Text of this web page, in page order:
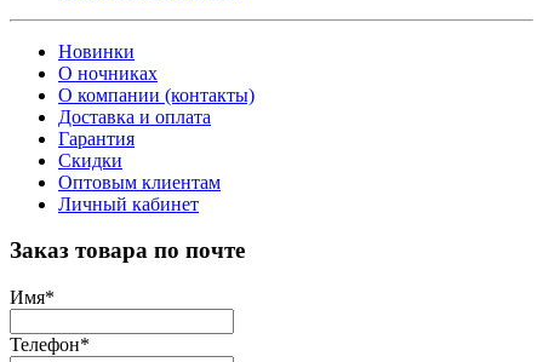
Новинки
О ночниках
О компании (контакты)
Доставка и оплата
Гарантия
Скидки
Оптовым клиентам
Личный кабинет
Заказ товара по почте
Имя*
Телефон*